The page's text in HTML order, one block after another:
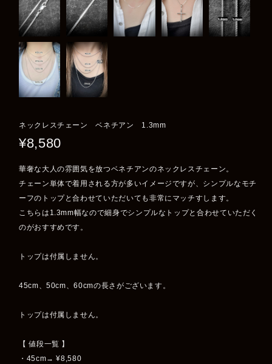
ネックレスチェーン ベネチアン 1.3mm
¥8,580
華奢な大人の雰囲気を放つベネチアンのネックレスチェーン。
チェーン単体で着用される方が多いイメージですが、シンプルなモチ
ーフのトップと合わせていただいても非常にマッチすします。
こちらは1.3mm幅なので細身でシンプルなトップと合わせていただく
のがおすすめです。
トップは付属しません。
45cm、50cm、60cmの長さがございます。
トップは付属しません。
【 値段一覧 】
・45cm→ ¥8,580